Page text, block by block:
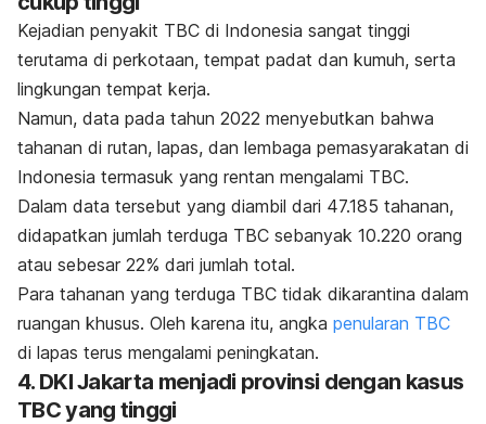
Kejadian penyakit TBC di Indonesia sangat tinggi
terutama di perkotaan, tempat padat dan kumuh, serta
lingkungan tempat kerja.
Namun, data pada tahun 2022 menyebutkan bahwa
tahanan di rutan, lapas, dan lembaga pemasyarakatan di
Indonesia termasuk yang rentan mengalami TBC.
Dalam data tersebut yang diambil dari 47.185 tahanan,
didapatkan jumlah terduga TBC sebanyak 10.220 orang
atau sebesar 22% dari jumlah total.
Para tahanan yang terduga TBC tidak dikarantina dalam
ruangan khusus. Oleh karena itu, angka penularan TBC
di lapas terus mengalami peningkatan.
4. DKI Jakarta menjadi provinsi dengan kasus
TBC yang tinggi